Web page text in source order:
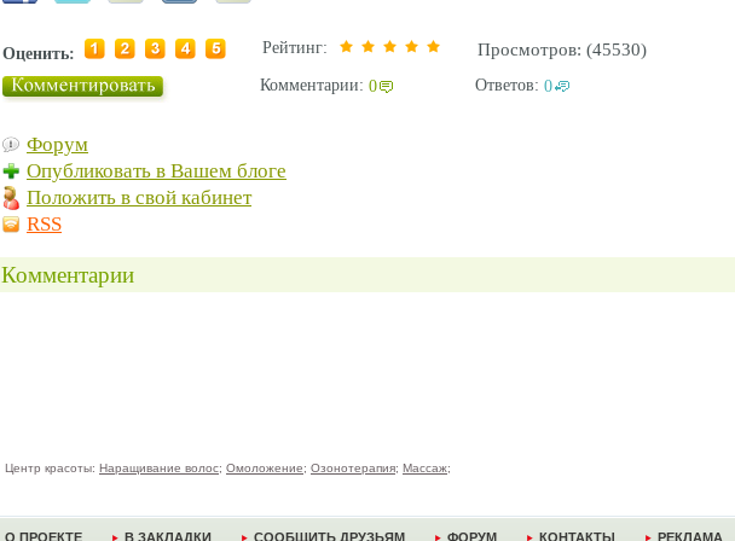
Оценить: Рейтинг: Просмотров: (45530)
Комментарии: 0 Ответов: 0
Форум
Опубликовать в Вашем блоге
Положить в свой кабинет
RSS
Комментарии
Центр красоты: Наращивание волос; Омоложение; Озонотерапия; Массаж;
О ПРОЕКТЕ В ЗАКЛАДКИ СООБЩИТЬ ДРУЗЬЯМ ФОРУМ КОНТАКТЫ РЕКЛАМА